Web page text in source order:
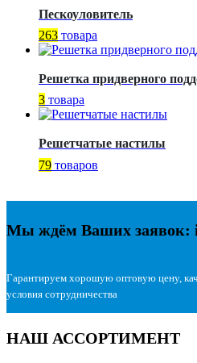
Пескоуловитель
263 товара
Решетка придверного
3 товара
Решетчатые настилы
79 товаров
Мы ждём Ваших заявок:
Гарантируем хорошую оптовую цену,
условия сотрудничества
НАШ АССОРТИМЕНТ